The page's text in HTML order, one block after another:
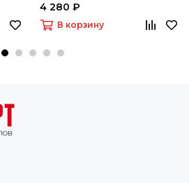
4 280 ₽
В корзину